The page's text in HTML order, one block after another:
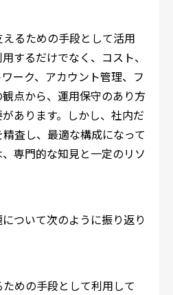
るための手段として活用
するだけでなく、コスト、
ーク、アカウント管理、フ
点から、運用保守のあり方
あります。しかし、社内だ
査し、最適な構成になって
専門的な知見と一定のリソ
ついて次のように振り返り
ための手段として利用して